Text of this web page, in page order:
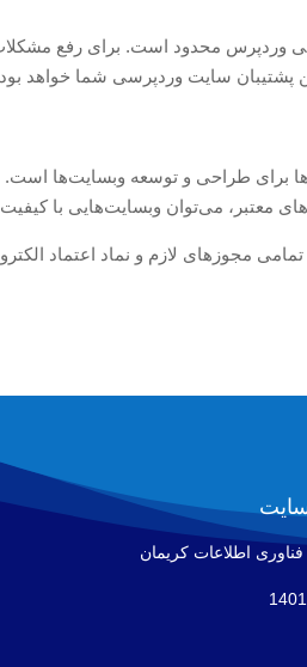
محدود است. برای رفع مشکلات
پشتیبان سایت وردپرسی شما خواهد
برای طراحی و توسعه وبسایت‌ها است.
معتبر، می‌توان وبسایت‌هایی با
مجوزهای لازم و نماد اعتماد
اطلاعات كريمان